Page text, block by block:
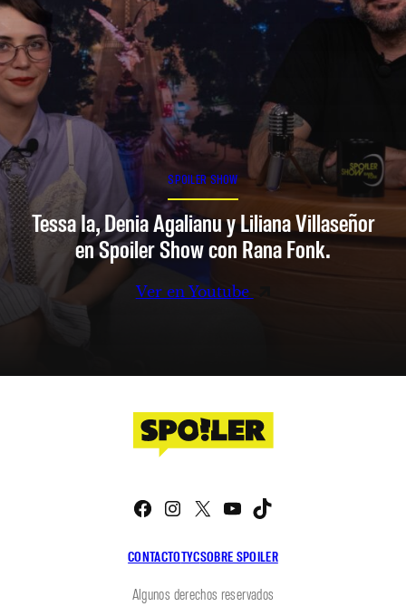
SPOILER SHOW
Tessa Ia, Denia Agalianu y Liliana Villaseñor
en Spoiler Show con Rana Fonk.
Ver en Youtube
CONTACTOTYCSOBRE SPOILER
Facebook
Instagram
X YouTube
Algunos derechos reservados